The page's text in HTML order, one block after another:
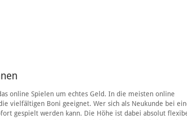
online Spielen um echtes Geld. In die meisten online
vielfältigen Boni geeignet. Wer sich als Neukunde bei
gespielt werden kann. Die Höhe ist dabei absolut